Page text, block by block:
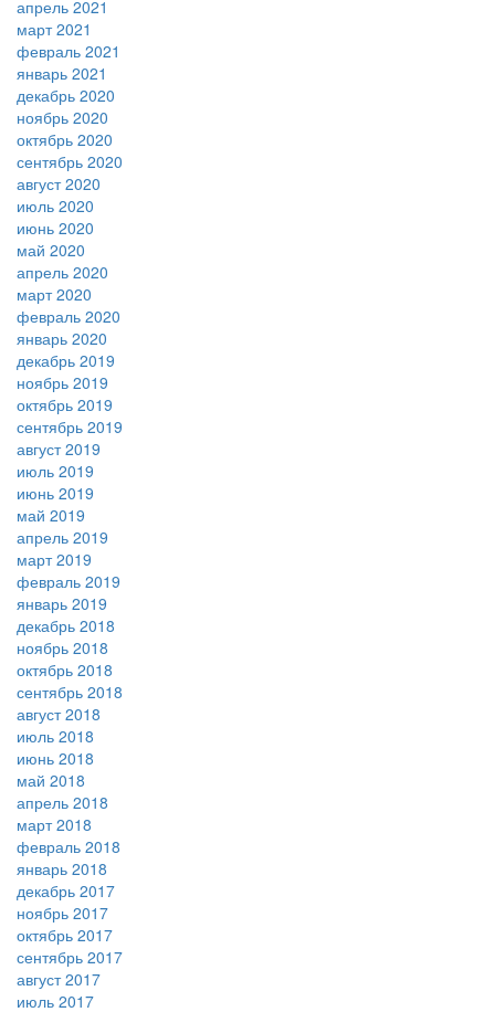
апрель 2021
март 2021
февраль 2021
январь 2021
декабрь 2020
ноябрь 2020
октябрь 2020
сентябрь 2020
август 2020
июль 2020
июнь 2020
май 2020
апрель 2020
март 2020
февраль 2020
январь 2020
декабрь 2019
ноябрь 2019
октябрь 2019
сентябрь 2019
август 2019
июль 2019
июнь 2019
май 2019
апрель 2019
март 2019
февраль 2019
январь 2019
декабрь 2018
ноябрь 2018
октябрь 2018
сентябрь 2018
август 2018
июль 2018
июнь 2018
май 2018
апрель 2018
март 2018
февраль 2018
январь 2018
декабрь 2017
ноябрь 2017
октябрь 2017
сентябрь 2017
август 2017
июль 2017